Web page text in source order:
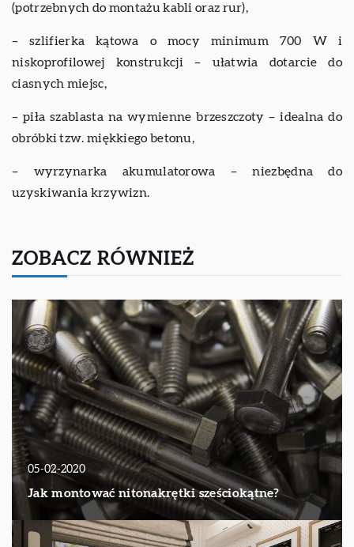
(potrzebnych do montażu kabli oraz rur),
– szlifierka kątowa o mocy minimum 700 W i
niskoprofilowej konstrukcji – ułatwia dotarcie do
ciasnych miejsc,
– piła szablasta na wymienne brzeszczoty – idealna do
obróbki tzw. miękkiego betonu,
– wyrzynarka akumulatorowa – niezbędna do
uzyskiwania krzywizn.
ZOBACZ RÓWNIEŻ
05-02-2020
Jak montować nitonakrętki sześciokątne?